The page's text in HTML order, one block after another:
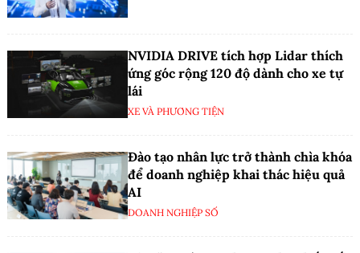
NVIDIA DRIVE tích hợp Lidar thích
ứng góc rộng 120 độ dành cho xe tự
lái
XE VÀ PHƯƠNG TIỆN
Đào tạo nhân lực trở thành chìa khóa
để doanh nghiệp khai thác hiệu quả
AI
DOANH NGHIỆP SỐ